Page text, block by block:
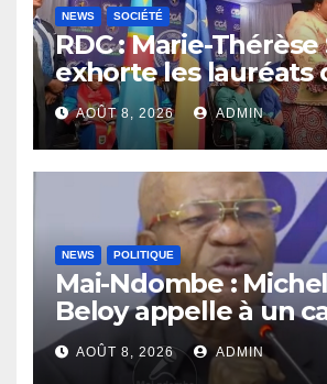
NEWS SOCIÉTÉ
RDC : Marie-
exhorte les lauréats
l’UNIKIN à mettre
compétences au
la nation
AOÛT 8, 2026 ADMIN
NEWS POLITIQUE
Mai-Ndombe :
Beloy appelle à un
concertation avant la
du dialogue inclusif
AOÛT 8, 2026 ADMIN